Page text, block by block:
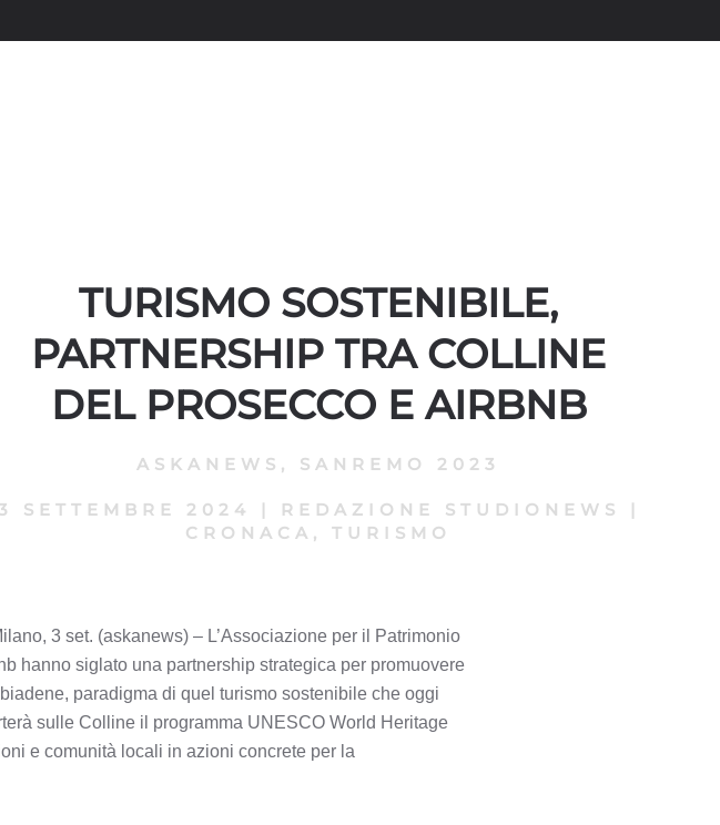
TURISMO SOSTENIBILE,
PARTNERSHIP TRA COLLINE
DEL PROSECCO E AIRBNB
ASKANEWS , SANREMO 2023
SETTEMBRE 2024 | REDAZIONE STUDIONEWS
|
CRONACA, TURISMO
3 set. (askanews) – L’Associazione per il Patrimonio
hanno siglato una partnership strategica per promuovere
paradigma di quel turismo sostenibile che oggi
sulle Colline il programma UNESCO World Heritage
e comunità locali in azioni concrete per la